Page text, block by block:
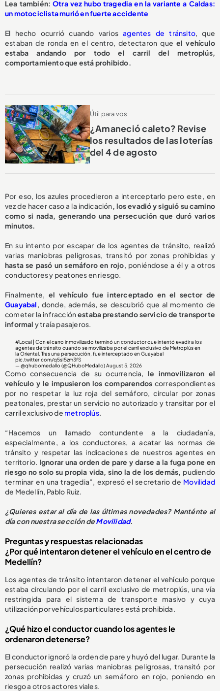
Lea también: Otra vez hubo tragedia en la variante a Caldas:
un motociclista murió en fuerte accidente
El hecho ocurrió cuando variosagentes de tránsito, que
estaban de ronda en el centro, detectaron que el vehículo
estaba andando por todo el carril del metroplús,
comportamiento que está prohibido.
Útil para vos
¿Amaneció caleto? Revise
los resultados de las loterías
del 4 de agosto
Por eso, los azules procedieron a interceptarlo pero este, en
vez de hacer caso a la indicación, los evadió y siguió su camino
como si nada, generando una persecución que duró varios
minutos.
En su intento por escapar de los agentes de tránsito, realizó
varias maniobras peligrosas, transitó por zonas prohibidas y
hasta se pasó un semáforo en rojo, poniéndose a él y a otros
conductores y peatones en riesgo.
Finalmente, el vehículo fue interceptado en el sector de
Guayabal, donde, además, se descubrió que al momento de
cometer la infracciónestaba prestando servicio de transporte
informal y traía pasajeros.
#Local | Con el carro inmovilizado terminó un conductor que intentó evadir a los
agentes de tránsito cuando se movilizaba por el carril exclusivo de Metroplús en
la Oriental. Tras una persecución, fue interceptado en Guayabal
pic.twitter.com/q5sI5zm3fS
— @qhubomedallo (@QHuboMedallo)August 5, 2026
Como consecuencia de su ocurrencia, le inmovilizaron el
vehículo y le impusieron los comparendos correspondientes
por no respetar la luz roja del semáforo, circular por zonas
peatonales, prestar un servicio no autorizado y transitar por el
carril exclusivo de metroplús.
“Hacemos un llamado contundente a la ciudadanía,
especialmente, a los conductores, a acatar las normas de
tránsito y respetar las indicaciones de nuestros agentes en
territorio. Ignorar una orden de pare y darse a la fuga pone en
riesgo no solo su propia vida, sino la de los demás, pudiendo
terminar en una tragedia”, expresó el secretario de Movilidad
de Medellín, Pablo Ruiz.
¿Quieres estar al día de las últimas novedades? Manténte al
día con nuestra sección deMovilidad.
Preguntas y respuestas relacionadas
¿Por qué intentaron detener el vehículo en el centro de
Medellín?
Los agentes de tránsito intentaron detener el vehículo porque
estaba circulando por el carril exclusivo de metroplús, una vía
restringida para el sistema de transporte masivo y cuya
utilización por vehículos particulares está prohibida.
¿Qué hizo el conductor cuando los agentes le
ordenaron detenerse?
El conductor ignoró la orden de pare y huyó del lugar. Durante la
persecución realizó varias maniobras peligrosas, transitó por
zonas prohibidas y cruzó un semáforo en rojo, poniendo en
riesgo a otros actores viales.